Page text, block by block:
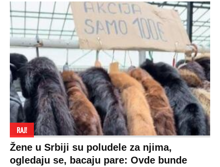
RAJ!
Žene u Srbiji su poludele za njima,
ogledaju se, bacaju pare: Ovde bunde